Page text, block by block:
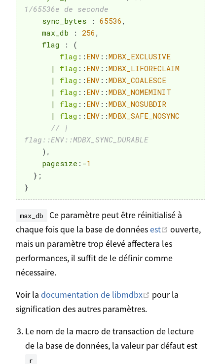
1/65536e de seconde
    sync_bytes
: 65536 ,
    max_db
: 256 ,
    flag
:
(
flag :: ENV ::MDBX_EXCLUSIVE
|
flag :: ENV ::MDBX_LIFORECLAIM
|
flag :: ENV ::MDBX_COALESCE
|
flag :: ENV ::MDBX_NOMEMINIT
|
flag :: ENV ::MDBX_NOSUBDIR
|
flag :: ENV ::MDBX_SAFE_NOSYNC
// |
flag::ENV::MDBX_SYNC_DURABLE
) ,
    pagesize
: -1
} ;
}
max_db
Ce paramètre peut être réinitialisé à
chaque fois que la base de donnéesest Ouvrir dans
ouverte,
mais un paramètre trop élevé affectera les
performances, il suffit de le définir comme
nécessaire.
Voir la documentation de libmdbx Ouvrir dans une
pour la
signification des autres paramètres.
Le nom de la macro de transaction de lecture
de la base de données, la valeur par défaut est
r